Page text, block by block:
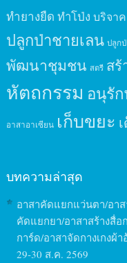
ทำยางยืด ทำโป่ง บริจาค
ปลูกป่าชายเลน ปลูก
พัฒนาชุมชน สตรี สร้
หัตถกรรม อนุรั
อาสาอาเซียน เก็บขยะ
บทความล่าสุด
อาสาคัดแยกแว่นตา/อา
คัดแยกยา/อาสาสร้างสื่
การ์ด/อาสาจัดกางเกงผ้
29-30 ส.ค. 2569